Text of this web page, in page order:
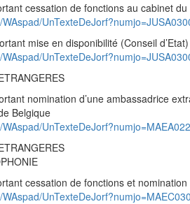
cessation de fonctions au cabinet du
mise en disponibilité (Conseil d’Etat)
nomination d’une ambassadrice
Belgique
cessation de fonctions et